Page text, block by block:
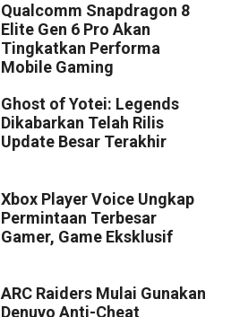
Qualcomm Snapdragon 8
Elite Gen 6 Pro Akan
Tingkatkan Performa
Mobile Gaming
Ghost of Yotei: Legends
Dikabarkan Telah Rilis
Update Besar Terakhir
Xbox Player Voice Ungkap
Permintaan Terbesar
Gamer, Game Eksklusif
ARC Raiders Mulai Gunakan
Denuvo Anti-Cheat